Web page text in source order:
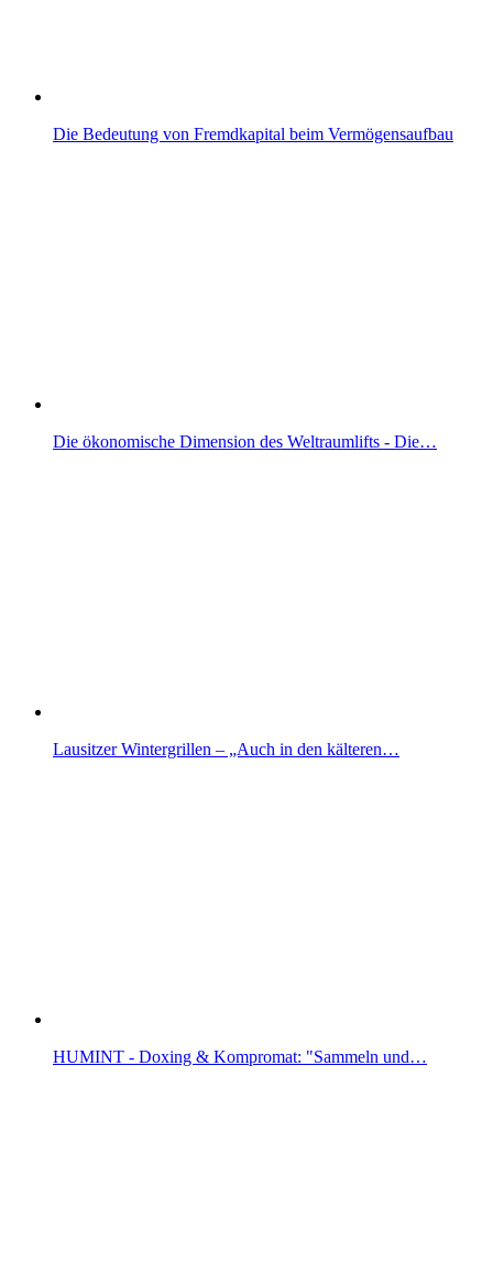
Die Bedeutung von Fremdkapital beim Vermögensaufbau
Die ökonomische Dimension des Weltraumlifts - Die…
Lausitzer Wintergrillen – „Auch in den kälteren…
HUMINT - Doxing & Kompromat: "Sammeln und…